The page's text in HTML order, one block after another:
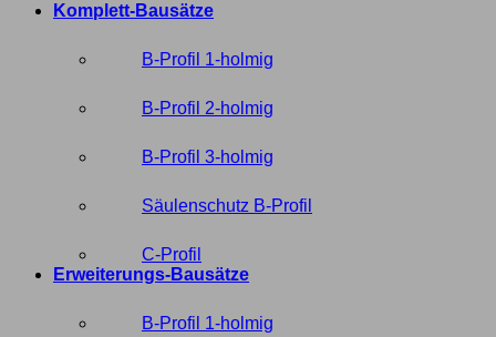
Komplett-Bausätze
B-Profil 1-holmig
B-Profil 2-holmig
B-Profil 3-holmig
Säulenschutz B-Profil
C-Profil
Erweiterungs-Bausätze
B-Profil 1-holmig